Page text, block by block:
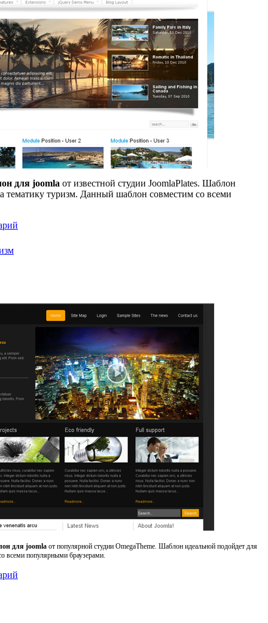
для joomla от известной студии JoomlaPlates. Шаблон
тематику туризм. Данный шаблон совместим со всеми
для joomla от популярной студии OmegaTheme. Шаблон идеальной подойдет для
всеми популярными браузерами.